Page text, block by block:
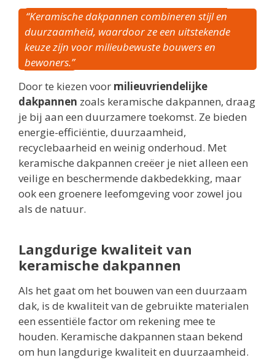
“Keramische dakpannen combineren stijl en
duurzaamheid, waardoor ze een uitstekende
keuze zijn voor milieubewuste bouwers en
bewoners.”
Door te kiezen voor milieuvriendelijke
dakpannen zoals keramische dakpannen, draag
je bij aan een duurzamere toekomst. Ze bieden
energie-efficiëntie, duurzaamheid,
recyclebaarheid en weinig onderhoud. Met
keramische dakpannen creëer je niet alleen een
veilige en beschermende dakbedekking, maar
ook een groenere leefomgeving voor zowel jou
als de natuur.
Langdurige kwaliteit van
keramische dakpannen
Als het gaat om het bouwen van een duurzaam
dak, is de kwaliteit van de gebruikte materialen
een essentiële factor om rekening mee te
houden. Keramische dakpannen staan bekend
om hun langdurige kwaliteit en duurzaamheid.